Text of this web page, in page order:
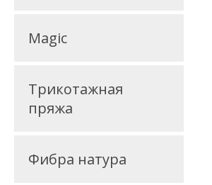
Magic
Трикотажная
пряжа
Фибра натура